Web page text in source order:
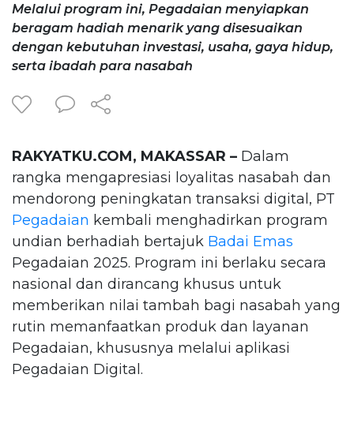
Melalui program ini, Pegadaian menyiapkan
beragam hadiah menarik yang disesuaikan
dengan kebutuhan investasi, usaha, gaya hidup,
serta ibadah para nasabah
RAKYATKU.COM, MAKASSAR – Dalam
rangka mengapresiasi loyalitas nasabah dan
mendorong peningkatan transaksi digital, PT
Pegadaian kembali menghadirkan program
undian berhadiah bertajuk Badai Emas
Pegadaian 2025. Program ini berlaku secara
nasional dan dirancang khusus untuk
memberikan nilai tambah bagi nasabah yang
rutin memanfaatkan produk dan layanan
Pegadaian, khususnya melalui aplikasi
Pegadaian Digital.